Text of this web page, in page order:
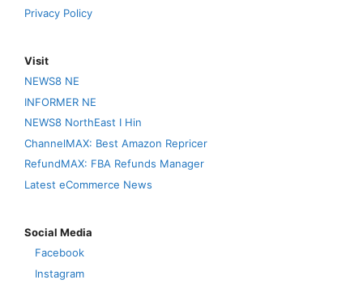
Privacy Policy
Visit
NEWS8 NE
INFORMER NE
NEWS8 NorthEast I Hin
ChannelMAX: Best Amazon Repricer
RefundMAX: FBA Refunds Manager
Latest eCommerce News
Social Media
Facebook
Instagram